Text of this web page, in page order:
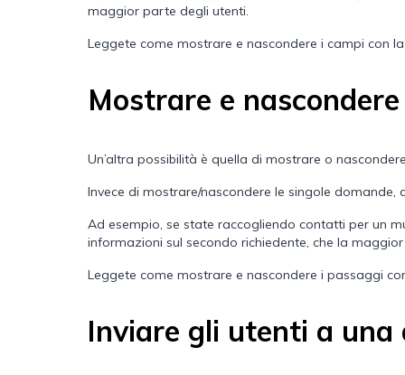
maggior parte degli utenti.
Leggete come mostrare e nascondere i campi con
Mostrare e
Un’altra possibilità è quella di mostrare o
Invece di mostrare/nascondere le singole
Ad esempio, se state raccogliendo contatti per un
informazioni sul secondo richiedente, che la
Leggete come mostrare e nascondere i passaggi
Inviare gli utenti a